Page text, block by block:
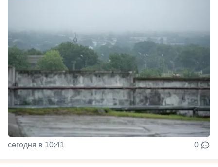
сегодня в 10:41 0